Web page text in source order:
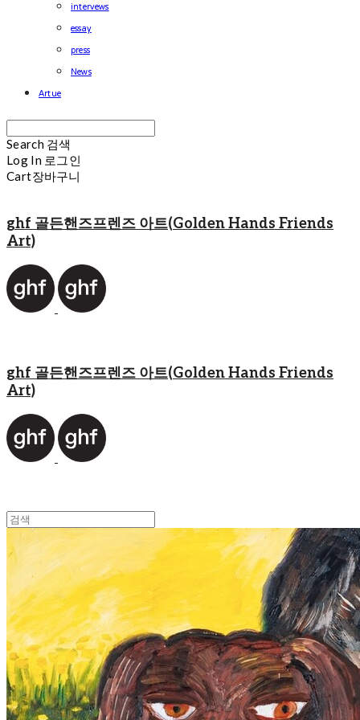
intervews
essay
press
News
Artue
Search 검색
Log In 로그인
Cart장바구니
ghf 골든핸즈프렌즈 아트(Golden Hands Friends
Art)
ghf 골든핸즈프렌즈 아트(Golden Hands Friends
Art)